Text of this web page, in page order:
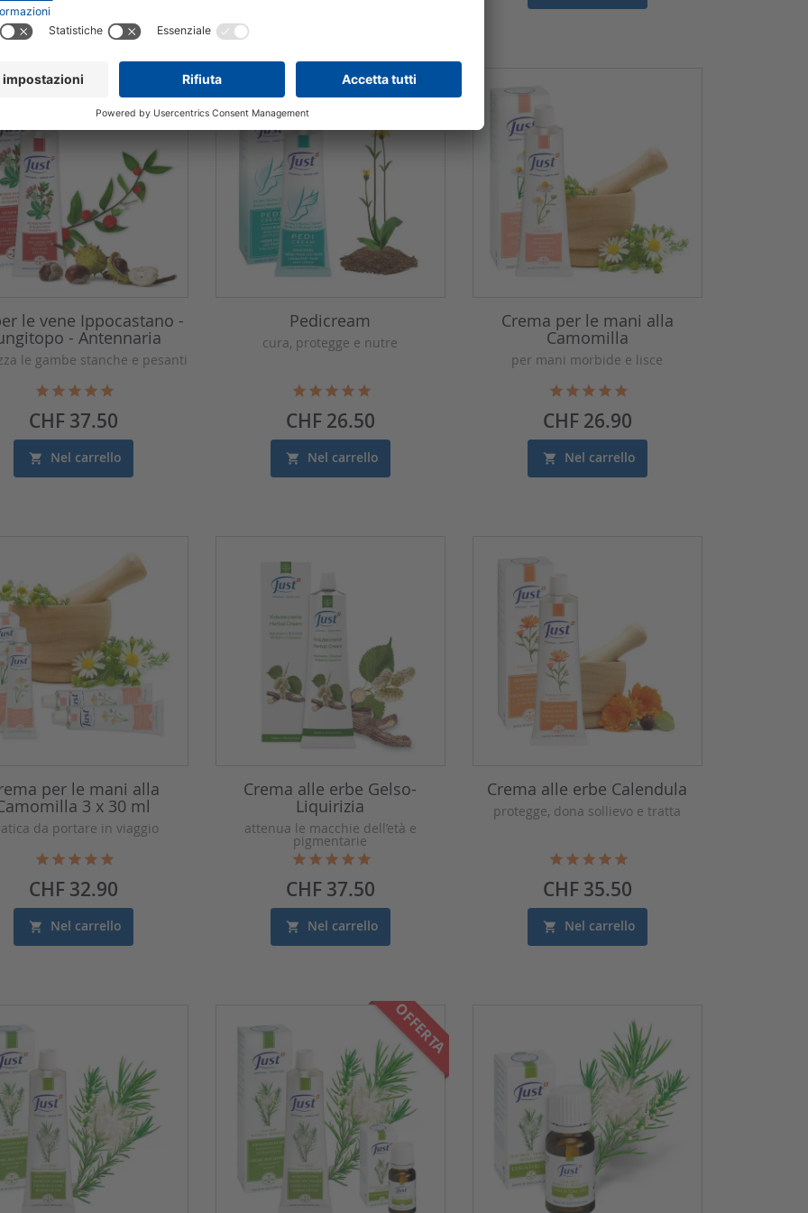
le vene Ippocastano -
- Antennaria
le gambe stanche e pesanti
Prezzo
CHF 37.50
Nel carrello
Pedicream
cura, protegge e nutre
Prezzo
CHF 26.50
Nel carrello
Crema per le mani alla
Camomilla
per mani morbide e lisce
Prezzo
CHF 26.90
Nel carrello
per le mani alla
3 x 30 ml
da portare in viaggio
Prezzo
CHF 32.90
Nel carrello
Crema alle erbe Gelso-
Liquirizia
attenua le macchie dell’età e
pigmentarie
Prezzo
CHF 37.50
Nel carrello
Crema alle erbe Calendula
protegge, dona sollievo e tratta
Prezzo
CHF 35.50
Nel carrello
OFFERTA